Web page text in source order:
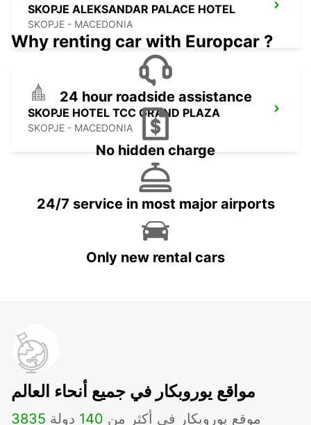
SKOPJE ALEKSANDAR PALACE HOTEL
SKOPJE - MACEDONIA
SKOPJE HOTEL TCC GRAND PLAZA
SKOPJE - MACEDONIA
Why renting car with Europcar ?
24 hour roadside assistance
No hidden charge
24/7 service in most major airports
Only new rental cars
مواقع يوروبكار في جميع أنحاء العالم
3835 موقع يوروبكار في أكثر من 140 دولة